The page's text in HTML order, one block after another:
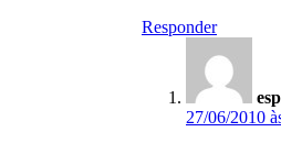
Responder
27/06/2010